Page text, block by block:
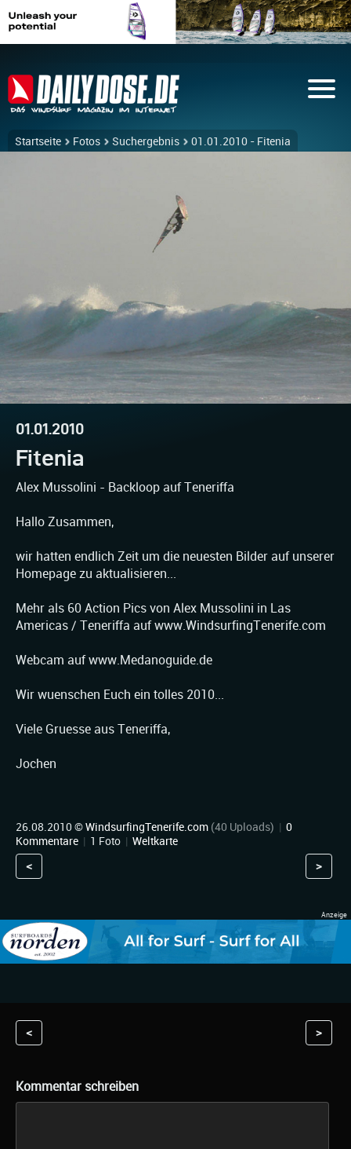
Startseite Fotos Suchergebnis 01.01.2010 - Fitenia
01.01.2010
Fitenia
Alex Mussolini - Backloop auf Teneriffa
Hallo Zusammen,
wir hatten endlich Zeit um die neuesten Bilder auf unserer
Homepage zu aktualisieren...
Mehr als 60 Action Pics von Alex Mussolini in Las
Americas / Teneriffa auf www.WindsurfingTenerife.com
Webcam auf www.Medanoguide.de
Wir wuenschen Euch ein tolles 2010...
Viele Gruesse aus Teneriffa,
Jochen
26.08.2010 ©WindsurfingTenerife.com (40 Uploads) | 0
Kommentare | 1 Foto | Weltkarte
< >
< >
Kommentar schreiben